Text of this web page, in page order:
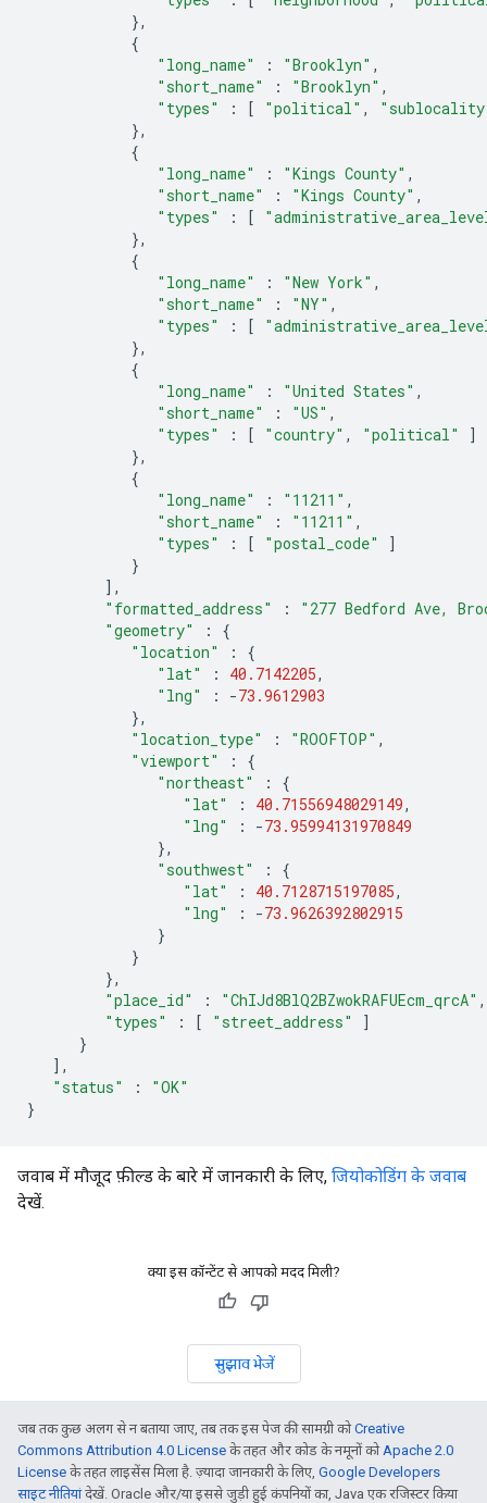
},
{
"long_name"
: "Brooklyn" ,
"short_name"
: "Brooklyn" ,
"types"
: [ "political" ,
},
{
"long_name"
: "Kings County" ,
"short_name"
: "Kings County" ,
"types"
: [
},
{
"long_name"
: "New York" ,
"short_name"
: "NY" ,
"types"
: [
},
{
"long_name"
: "United States" ,
"short_name"
: "US" ,
"types"
: [ "country" , "political"
]
},
{
"long_name"
: "11211" ,
"short_name"
: "11211" ,
"types"
: [ "postal_code"
]
}
],
"formatted_address"
:
"277 Bedford Ave,
"geometry"
:
{
"location"
:
{
"lat"
: 40.7142205,
"lng"
: -73.9612903
},
"location_type"
: "ROOFTOP" ,
"viewport"
:
{
"northeast"
:
{
"lat"
: 40.71556948029149,
"lng"
: -73.95994131970849
},
"southwest"
:
{
"lat"
: 40.7128715197085,
"lng"
: -73.9626392802915
}
}
},
"place_id"
: "ChIJd8BlQ2BZwokRAFUEcm_qrcA" ,
"types"
: [ "street_address"
]
}
],
"status"
:
"OK"
}
जवाब में मौजूद फ़ील्ड के बारे में जानकारी के लिए, जियोकोडिंग के जवाब
देखें.
क्या इस कॉन्टेंट से आपको मदद मिली?
सुझाव भेजें
जब तक कुछ अलग से न बताया जाए, तब तक इस पेज की सामग्री कोCreative
Commons Attribution 4.0 License के तहत और कोड के नमूनों कोApache 2.0
License के तहत लाइसेंस मिला है. ज़्यादा जानकारी के लिए, Google Developers
साइट नीतियांदेखें. Oracle और/या इससे जुड़ी हुई कंपनियों का, Java एक रजिस्टर किया